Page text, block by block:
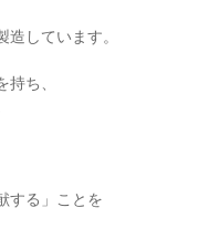
しています。
ち、
する」ことを